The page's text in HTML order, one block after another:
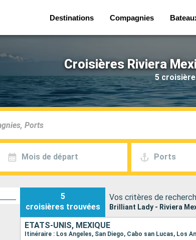
Destinations Compagnies
Croisières Riviera
5
Mois de départ Ports
5
croisières trouvées
Vos critères de
Brilliant Lady - Riviera
ÉTATS-UNIS, MEXIQUE
Itinéraire : Los Angeles, San Diego, Cabo san Lucas, Los